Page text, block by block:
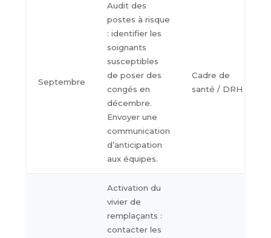
Septembre
Audit des
postes à risque
: identifier les
soignants
susceptibles
de poser des
congés en
décembre.
Envoyer une
communication
d’anticipation
aux équipes.
Cadre de
santé / DRH
Activation du
vivier de
remplaçants :
contacter les